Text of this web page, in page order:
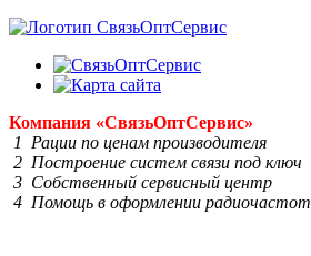
Компания «СвязьОптСервис»
1 Рации по ценам производителя
2 Построение систем связи под ключ
3 Собственный сервисный центр
4 Помощь в оформлении радиочастот